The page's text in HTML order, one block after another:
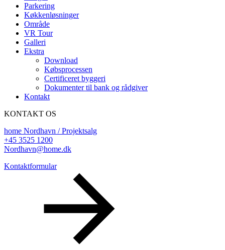
Parkering
Køkkenløsninger
Område
VR Tour
Galleri
Ekstra
Download
Købsprocessen
Certificeret byggeri
Dokumenter til bank og rådgiver
Kontakt
KONTAKT OS
home Nordhavn / Projektsalg
+45 3525 1200
Nordhavn@home.dk
Kontaktformular